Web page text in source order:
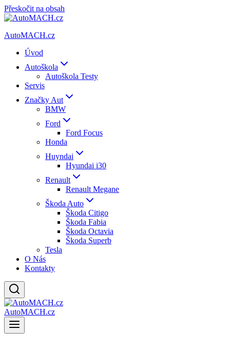
Přeskočit na obsah
AutoMACH.cz
Úvod
Autoškola
Autoškola Testy
Servis
Značky Aut
BMW
Ford
Ford Focus
Honda
Huyndai
Hyundai i30
Renault
Renault Megane
Škoda Auto
Škoda Citigo
Škoda Fabia
Škoda Octavia
Škoda Superb
Tesla
O Nás
Kontakty
AutoMACH.cz